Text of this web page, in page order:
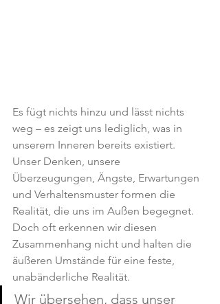
Es fügt nichts hinzu und lässt nichts
weg – es zeigt uns lediglich, was in
unserem Inneren bereits existiert.
Unser Denken, unsere
Überzeugungen, Ängste, Erwartungen
und Verhaltensmuster formen die
Realität, die uns im Außen begegnet.
Doch oft erkennen wir diesen
Zusammenhang nicht und halten die
äußeren Umstände für eine feste,
unabänderliche Realität.
Wir übersehen, dass unser